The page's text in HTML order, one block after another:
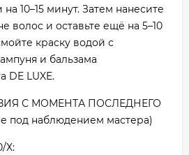
10–15 минут. Затем нанесите
волос и оставьте ещё на 5–10
краску водой с
и бальзама
DE LUXE.
С МОМЕНТА ПОСЛЕДНЕГО
наблюдением мастера)
Х: